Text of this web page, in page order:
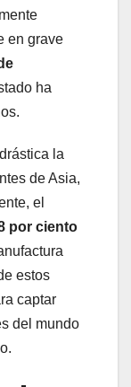
en grave
ha
la
de Asia,
el
por ciento
estos
captar
del mundo